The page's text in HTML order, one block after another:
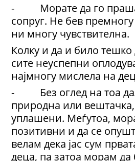
- Морате да го
сопруг. Не бев
ни многу чувствителна.
Колку и да и било
сите неуспепни
најмногу мислела на
- Без оглед на тоа
природна или
уплашени. Меѓутоа,
позитивни и да се
велам дека јас сум
деца, па затоа морам